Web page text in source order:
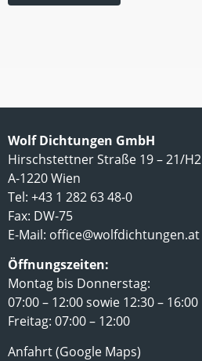
Wolf Dichtungen GmbH
Hirschstettner Straße 19 – 21/H2
A-1220 Wien
Tel: +43 1 282 63 48-0
Fax: DW-75
E-Mail: office@wolfdichtungen.at
Öffnungszeiten:
Montag bis Donnerstag:
07:00 – 12:00 sowie 12:30 – 16:00
Freitag: 07:00 – 12:00
Anfahrt (Google Maps)